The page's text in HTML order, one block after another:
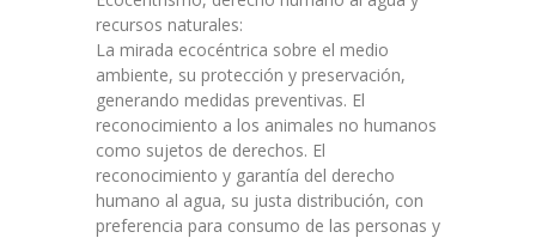
recursos naturales:
La mirada ecocéntrica sobre el medio
ambiente, su protección y preservación,
generando medidas preventivas. El
reconocimiento a los animales no humanos
como sujetos de derechos. El
reconocimiento y garantía del derecho
humano al agua, su justa distribución, con
preferencia para consumo de las personas y